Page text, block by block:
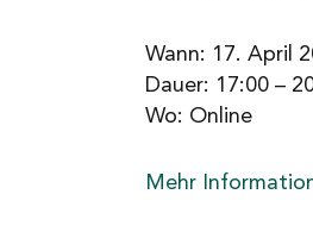
Wann: 17. April
Dauer: 17:00 –
Wo: Online
Mehr